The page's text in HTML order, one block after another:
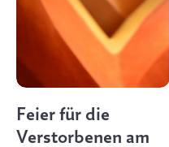
Feier für die
Verstorbenen am